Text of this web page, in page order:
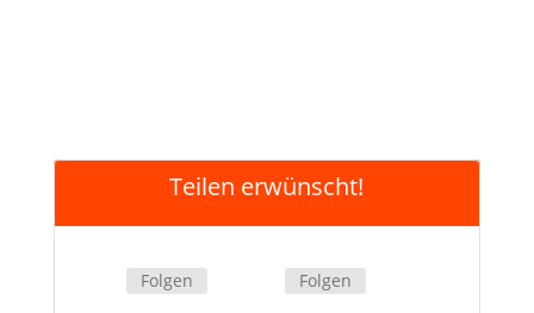
Teilen erwünscht!
Folgen Folgen